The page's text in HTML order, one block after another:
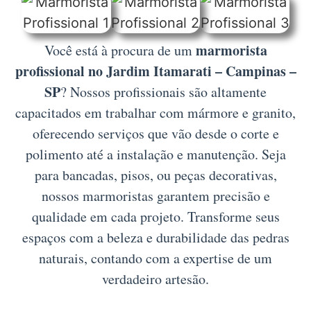
Você está à procura de ummarmorista
profissional no Jardim Itamarati – Campinas –
SP? Nossos profissionais são altamente
capacitados em trabalhar com mármore e granito,
oferecendo serviços que vão desde o corte e
polimento até a instalação e manutenção. Seja
para bancadas, pisos, ou peças decorativas,
nossos marmoristas garantem precisão e
qualidade em cada projeto. Transforme seus
espaços com a beleza e durabilidade das pedras
naturais, contando com a expertise de um
verdadeiro artesão.